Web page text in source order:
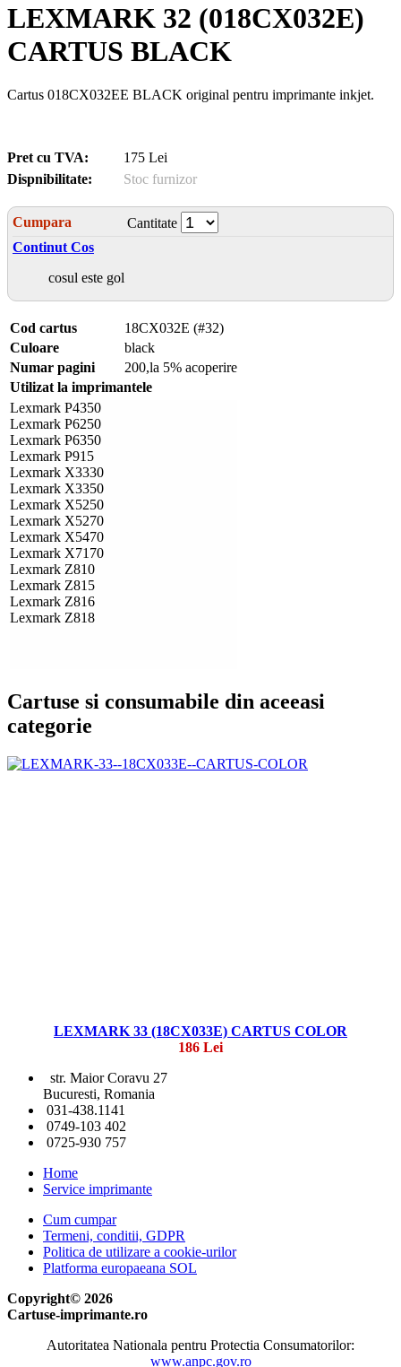
LEXMARK 32 (018CX032E)
CARTUS BLACK
Cartus 018CX032EE BLACK original pentru imprimante inkjet.
Pret cu TVA:
175 Lei
Dispnibilitate:
Stoc furnizor
Cumpara
Cantitate
Continut Cos
cosul este gol
Cod cartus
18CX032E (#32)
Culoare
black
Numar pagini
200,la 5% acoperire
Utilizat la imprimantele
Lexmark P4350
Lexmark P6250
Lexmark P6350
Lexmark P915
Lexmark X3330
Lexmark X3350
Lexmark X5250
Lexmark X5270
Lexmark X5470
Lexmark X7170
Lexmark Z810
Lexmark Z815
Lexmark Z816
Lexmark Z818
Cartuse si consumabile din aceeasi
categorie
LEXMARK 33 (18CX033E) CARTUS COLOR
186 Lei
str. Maior Coravu 27
Bucuresti, Romania
031-438.1141
0749-103 402
0725-930 757
Home
Service imprimante
Cum cumpar
Termeni, conditii, GDPR
Politica de utilizare a cookie-urilor
Platforma europaeana SOL
Copyright© 2026
Cartuse-imprimante.ro
Autoritatea Nationala pentru Protectia Consumatorilor:
www.anpc.gov.ro